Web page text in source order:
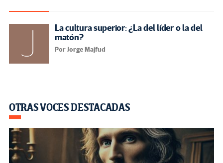
La cultura superior: ¿La del líder o la del
matón?
Por Jorge Majfud
OTRAS VOCES DESTACADAS